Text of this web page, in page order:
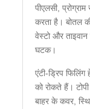
पीएलसी,
करता है। बोतल
वेस्टो और
घटक।
एंटी-ड्रिप
को रोकते हैं।
बाहर के कवर,